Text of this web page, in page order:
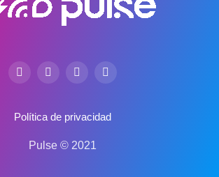
Política de privacidad
Pulse © 2021